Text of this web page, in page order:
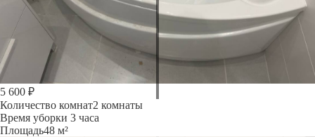
5 600 ₽
Количество комнат2 комнаты
Время уборки 3 часа
Площадь48 м²